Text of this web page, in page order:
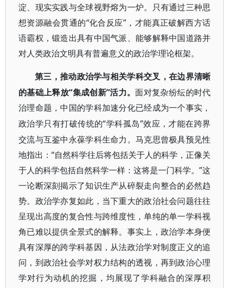
淀、现实实践与全球视野熔为一炉。只有通过三种思
想资源融会贯通的“化合反应”，才能真正破解西方话
语霸权，锻造出具有中国气派、能够解释中国道路并
对人类政治文明具有普遍意义的政治学理论框架。
第三，推动政治学与相关学科交叉，在边界清晰
的基础上释放“集成创新”活力。面对复杂纷纭的时代
治理命题，中国的学科加速分化已经成为一个事实，
政治学只有打破传统的“学科孤岛”效应，才能在跨界
交流与互鉴中永葆学科生命力。马克思曾极具预见性
地指出：“自然科学往后将包括关于人的科学，正像关
于人的科学包括自然科学一样：这将是一门科学。”这
一论断深刻揭示了知识生产从碎裂走向整合的必然趋
势。政治学亦复如此，当下重大的政治社会问题往往
呈现出高度的复合性与跨维度性，单纯的单一学科视
角已难以提供全景式的解释。事实上，政治学本身便
具有深厚的跨学科基因，从法政治学对制度正义的追
问，到政治社会学对权力结构的透视，再到政治心理
学对行为动机的挖掘，均展现了学科融合的深厚积